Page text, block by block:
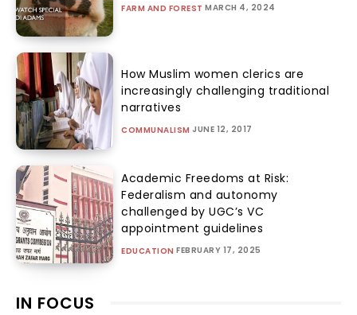
FARM AND FOREST MARCH 4, 2024
How Muslim women clerics are
increasingly challenging traditional
narratives
COMMUNALISM JUNE 12, 2017
Academic Freedoms at Risk:
Federalism and autonomy
challenged by UGC’s VC
appointment guidelines
EDUCATION FEBRUARY 17, 2025
IN FOCUS